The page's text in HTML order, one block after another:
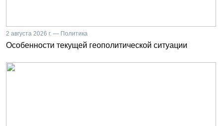
2 августа 2026 г. — Политика
Особенности текущей геополитической ситуации